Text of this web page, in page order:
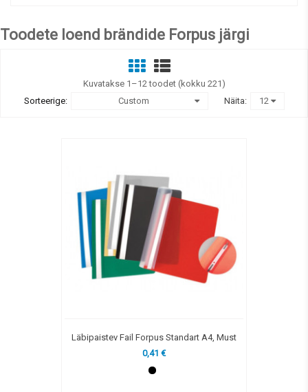
Toodete loend brändide Forpus järgi
Kuvatakse 1–12 toodet (kokku 221)
Sorteerige:
Custom Näita: 12
Läbipaistev Fail Forpus Standart A4, Must
0,41 €